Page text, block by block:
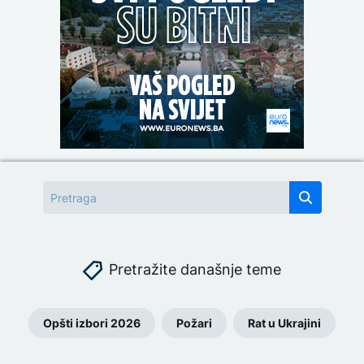
Pretražite današnje teme
Opšti izbori 2026 Požari Rat u Ukrajini